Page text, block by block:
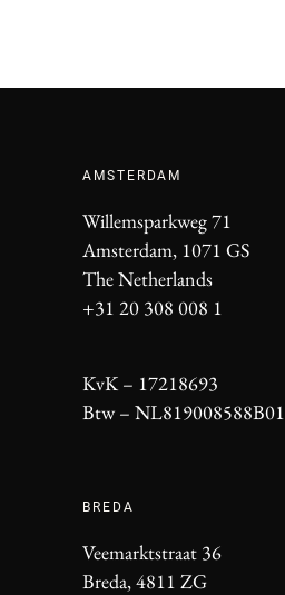
AMSTERDAM
Willemsparkweg 71
Amsterdam, 1071 GS
The Netherlands
+31 20 308 008 1
KvK – 17218693
Btw – NL819008588B01
BREDA
Veemarktstraat 36
Breda, 4811 ZG